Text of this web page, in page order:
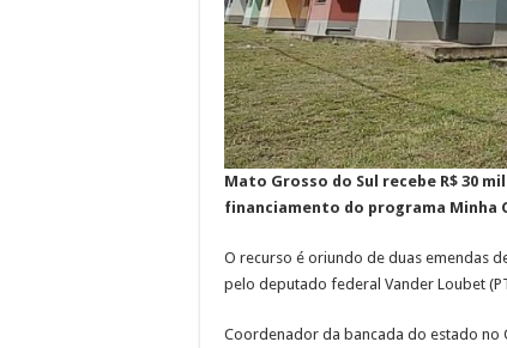
Mato Grosso do Sul recebe R$ 30
financiamento do programa Minha
O recurso é oriundo de duas emendas
pelo deputado federal Vander Loubet
Coordenador da bancada do estado no